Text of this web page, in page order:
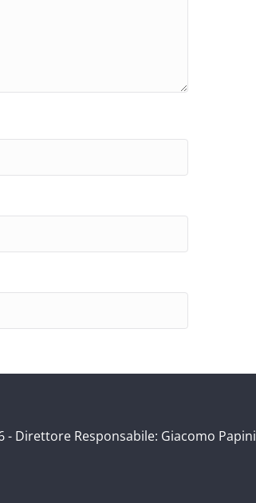
- Direttore Responsabile: Giacomo Papini